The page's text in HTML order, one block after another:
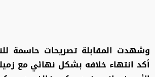
وشهدت المقابلة تصريحات حاسمة
أكد انتهاء خلافه بشكل نهائي مع